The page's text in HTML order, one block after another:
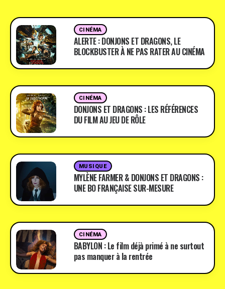
CINÉMA
ALERTE : DONJONS ET DRAGONS, LE
BLOCKBUSTER À NE PAS RATER AU CINÉMA
CINÉMA
DONJONS ET DRAGONS : LES RÉFÉRENCES
DU FILM AU JEU DE RÔLE
MUSIQUE
MYLÈNE FARMER & DONJONS ET DRAGONS :
UNE BO FRANÇAISE SUR-MESURE
CINÉMA
BABYLON : Le film déjà primé à ne surtout
pas manquer à la rentrée